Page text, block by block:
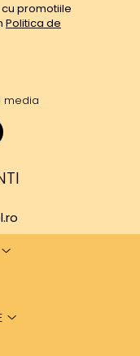
promotiile
Politica de
media